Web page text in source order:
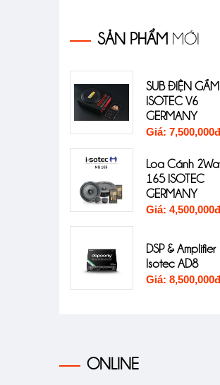
SẢN PHẨM MỚI
SUB ĐIỆN GẦM GHẾ
ISOTEC V6
GERMANY
Giá: 7,500,000đ
Loa Cánh 2Way MB
165 ISOTEC
GERMANY
Giá: 4,500,000đ
DSP & Amplifier
Isotec AD8
Giá: 8,500,000đ
ONLINE